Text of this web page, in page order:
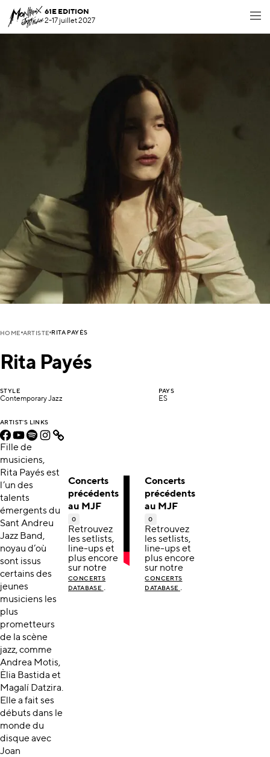
61E EDITION
2-17 juillet 2027
HOME ARTISTE RITA PAYÉS
Rita Payés
STYLE
Contemporary Jazz
PAYS
ES
ARTIST'S LINKS
Fille de
musiciens,
Rita Payés est
l’un des
talents
émergents du
Sant Andreu
Jazz Band,
noyau d’où
sont issus
certains des
jeunes
musiciens les
plus
prometteurs
de la scène
jazz, comme
Andrea Motis,
Èlia Bastida et
Magalí Datzira.
Elle a fait ses
débuts dans le
monde du
disque avec
Joan
Concerts
précédents
au MJF
0
Retrouvez
les setlists,
line-ups et
plus encore
sur notre
CONCERTS
DATABASE .
Concerts
précédents
au MJF
0
Retrouvez
les setlists,
line-ups et
plus encore
sur notre
CONCERTS
DATABASE .